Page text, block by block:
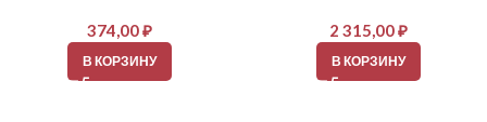
374,00₽
В КОРЗИНУ
2 315,00₽
В КОРЗИНУ